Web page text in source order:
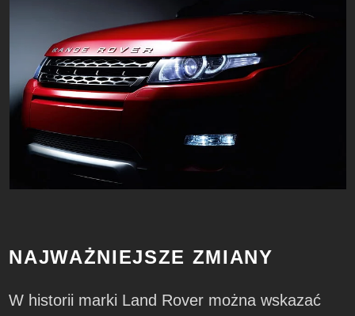
NAJWAŻNIEJSZE ZMIANY
W historii marki Land Rover można wskazać